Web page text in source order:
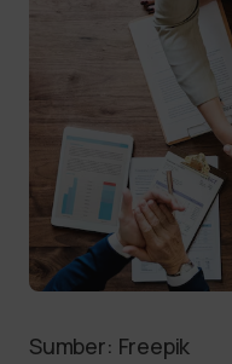
Sumber: Freepik